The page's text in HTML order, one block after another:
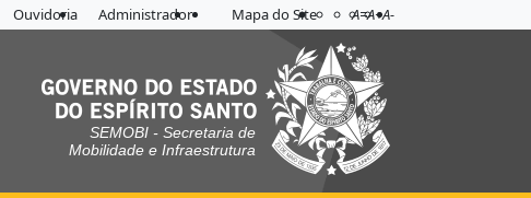
Ouvidoria Administrador Mapa do Site Acessibilidade
Aplicar contraste
A=A+A-
SEMOBI - Secretaria de
Mobilidade e Infraestrutura